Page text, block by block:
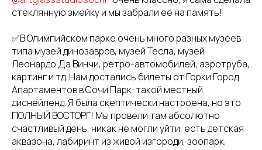
стеклянную змейку и мы забрали ее на память!
✅В Олимпийском парке очень много разных музеев
типа музей динозавров, музей Тесла, музей
Леонардо Да Винчи, ретро-автомобилей, аэротруба,
картинг и тд. Нам достались билеты от Горки Город
Апартаментов в Сочи Парк-такой местный
диснейленд. Я была скептически настроена, но это
ПОЛНЫЙ ВОСТОРГ! Мы провели там абсолютно
счастливый день, никак не могли уйти, есть детская
аквазона, лабиринт из живой изгороди, зоопарк,